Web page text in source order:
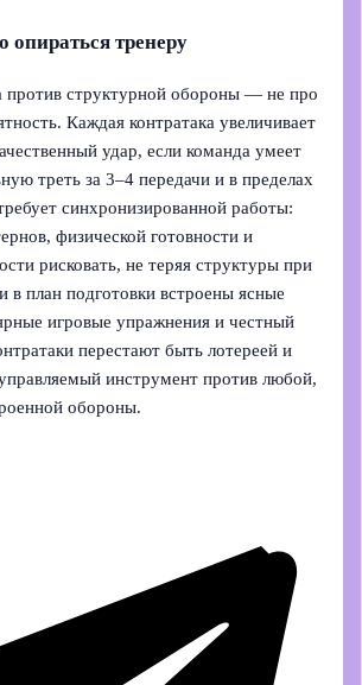
опираться тренеру
против структурной обороны — не про
Каждая контратака увеличивает
удар, если команда умеет
треть за 3–4 передачи и в пределах
синхронизированной работы:
физической готовности и
рисковать, не теряя структуры при
в план подготовки встроены ясные
игровые упражнения и честный
перестают быть лотереей и
инструмент против любой,
обороны.